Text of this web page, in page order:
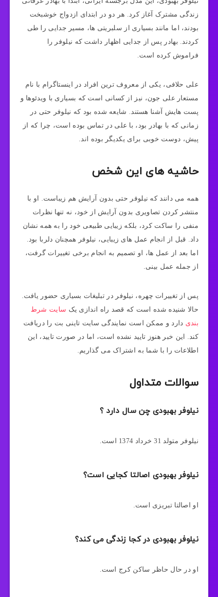
زندگی مشترک آغاز کرد. هر دو در ابتدای ازدواج خوشبخت
بودند، اما مانند بسیاری از سلبریتی‌ ها، مسیر جدایی را طی
کردند. بهادر پس از جدایی اظهار داشت که نیلوفر را
فراموش کرده است.
علی حلافی، یکی از معروف‌ ترین افراد در اینستاگرام با نام
مستعار علی جون، نیز از کسانی است که بسیاری با ویدئوها و
پست‌ هایش آشنا هستند. شایعه شده بود که نیلوفر حتی در
زمانی که با بهادر بود، با علی در تماس بوده است، چرا که از
پیش، دوست خوبی برای یکدیگر بوده‌ اند.
حاشیه های این شخص
همه می‌ دانند که نیلوفر حتی بدون آرایش هم زیباست. او با
منتشر کردن تصاویری بدون آرایش از خود، نه تنها نظرات
منفی را ساکت کرد، بلکه زیبایی طبیعی خود را به همه نشان
داد. قبل از انجام عمل‌ های زیبایی، نیلوفر همچنان دلربا بود.
اما بعد از عمل‌ ها، او تصمیم به انجام برخی تغییرات گرفت،
از جمله عمل بینی.
پس از تغییرات چهره، نیلوفر در تبلیغات بسیاری حضور یافت.
حالا شنیده شده است که قصد راه‌ اندازی یک سایت شرط‌
بندی دارد و ممکن است نمایندگی سایت تاینی بت را دریافت
کند. این خبر هنوز تایید نشده است، اما در صورت تایید، این
اطلاعات را با شما به اشتراک می‌ گذاریم.
سوالات متداول
نیلوفر بهبودی چن سال دارد ؟
نیلوفر متولد 31 خرداد 1374 است.
نیلوفر بهبودی اصالتا کجایی است؟
او اصالتا تبریزی است.
نیلوفر بهبودی در کجا زندگی می کند؟
او در حال حاظر ساکن کرج است.